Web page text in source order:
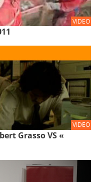
VIDEO
VIDEO
Grasso VS «